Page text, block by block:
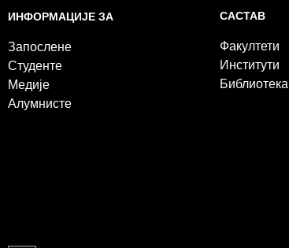
ИНФОРМАЦИЈЕ ЗА
Запослене
Студенте
Медије
Алумнисте
САСТАВ
Факултети
Институти
Библиотека